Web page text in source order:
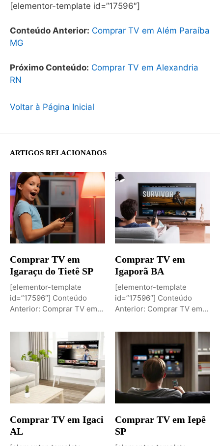
[elementor-template id=”17596″]
Conteúdo Anterior: Comprar TV em Além Paraíba
MG
Próximo Conteúdo: Comprar TV em Alexandria
RN
Voltar à Página Inicial
ARTIGOS RELACIONADOS
Comprar TV em
Igaraçu do Tietê SP
[elementor-template
id=”17596″] Conteúdo
Anterior: Comprar TV em
Conteúdo: Sobremesa de...
Comprar TV em
Igaporã BA
[elementor-template
id=”17596″] Conteúdo
Anterior: Comprar TV em
Comprar TV...
Comprar TV em Igaci
AL
Comprar TV em Iepê
SP